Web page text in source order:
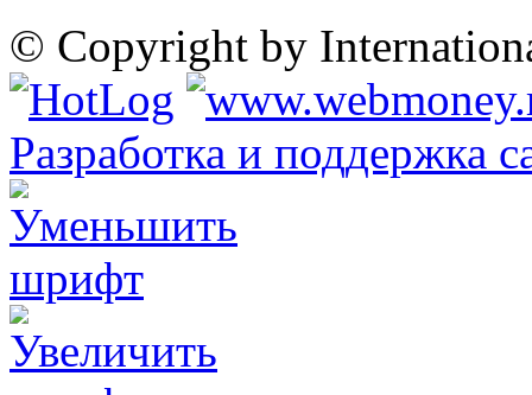
© Copyright by
Разработка и поддержка